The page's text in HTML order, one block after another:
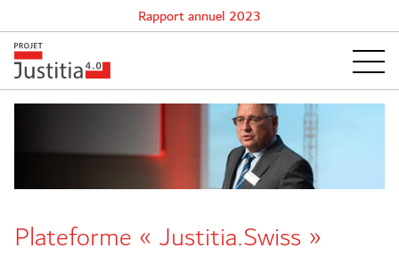
Rapport annuel 2023
Plateforme « Justitia.Swiss »